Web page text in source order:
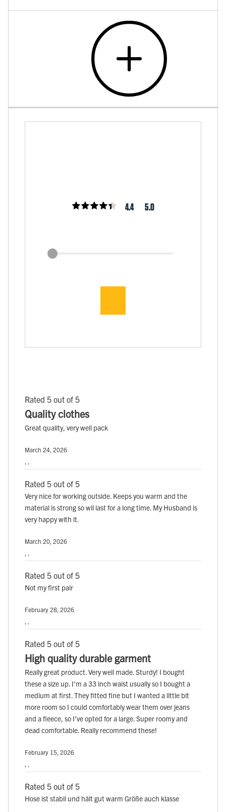
4.4 5.0
Rated 5 out of 5
Quality clothes
Great quality, very well pack
March 24, 2026
Rated 5 out of 5
Very nice for working outside. Keeps you warm and the
material is strong so wil last for a long time. My Husband is
very happy with it.
March 20, 2026
Rated 5 out of 5
Not my first pair
February 28, 2026
Rated 5 out of 5
High quality durable garment
Really great product. Very well made. Sturdy! I bought
these a size up. I’m a 33 inch waist usually so I bought a
medium at first. They fitted fine but I wanted a little bit
more room so I could comfortably wear them over jeans
and a fleece, so I’ve opted for a large. Super roomy and
dead comfortable. Really recommend these!
February 15, 2026
Rated 5 out of 5
Hose ist stabil und hält gut warm Größe auch klasse